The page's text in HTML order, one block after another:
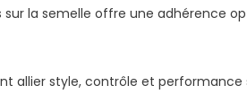
la semelle offre une adhérence
allier style, contrôle et